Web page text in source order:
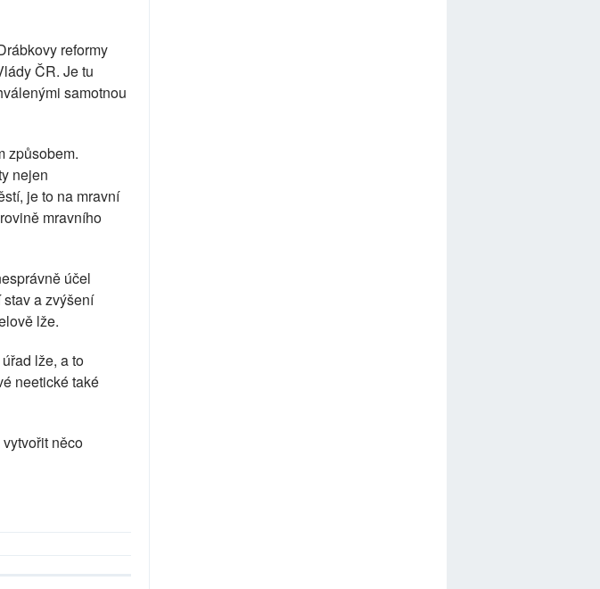
reformy
ČR. Je tu
samotnou
způsobem.
nejen
je to na mravní
mravního
účel
a zvýšení
lže.
lže, a to
neetické také
něco